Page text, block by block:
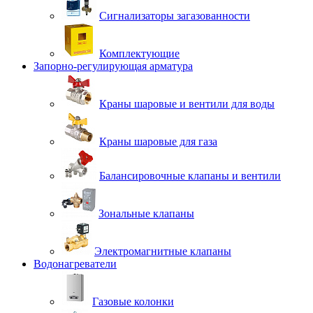
Сигнализаторы загазованности
Комплектующие
Запорно-регулирующая арматура
Краны шаровые и вентили для воды
Краны шаровые для газа
Балансировочные клапаны и вентили
Зональные клапаны
Электромагнитные клапаны
Водонагреватели
Газовые колонки